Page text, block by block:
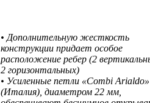
• Дополнительную жесткость
конструкции придает особое
расположение ребер (2
2 горизонтальных)
• Усиленные петли «Combi Arialdo»
(Италия), диаметром 22 мм,